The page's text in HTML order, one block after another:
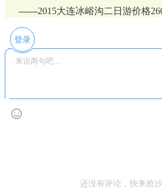
——2015大连冰峪沟二日游价格
登录
还没有评论，快来抢